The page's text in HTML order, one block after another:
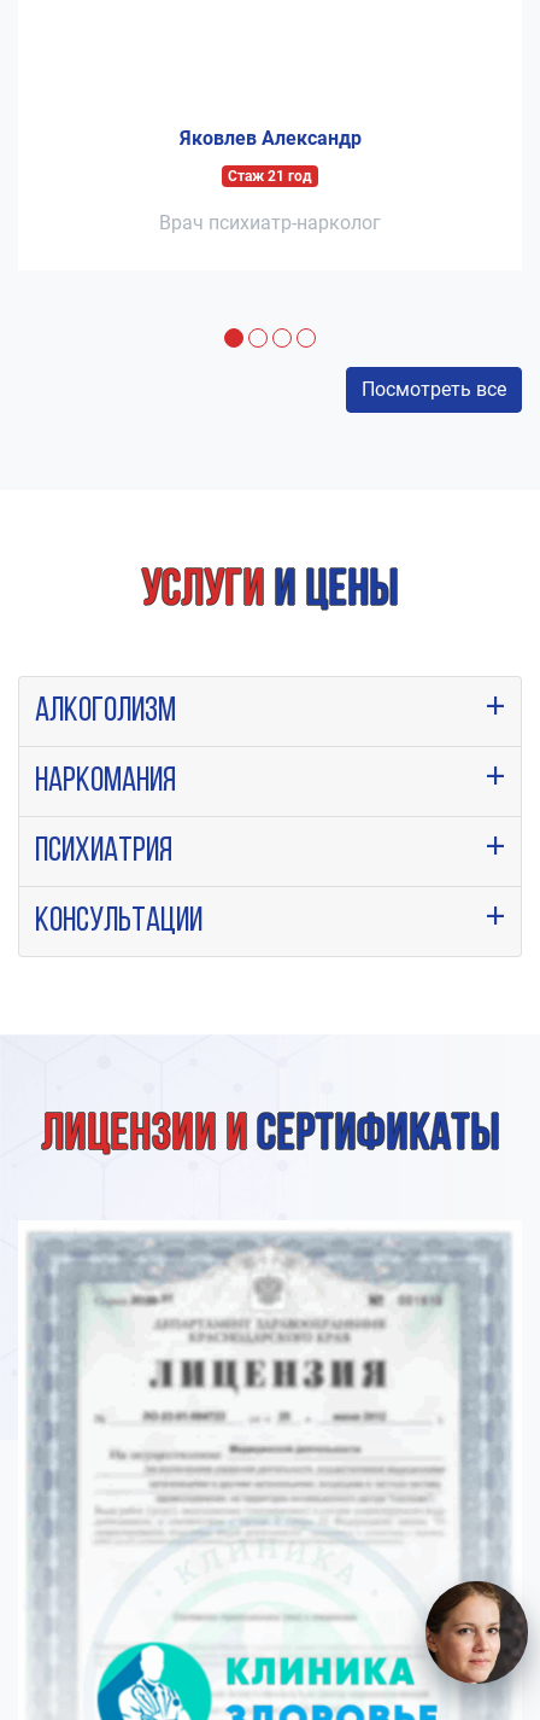
Яковлев Александр
Стаж 21 год
Врач психиатр-нарколог
Посмотреть все
Услуги и цены
Алкоголизм
Наркомания
Психиатрия
Консультации
Лицензии исертификаты